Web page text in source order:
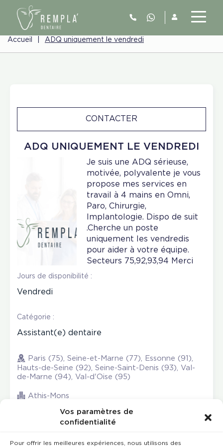
Vos paramètres de
confidentialité
Pour offrir les meilleures expériences, nous utilisons des
Accueil ADQ uniquement le vendredi
ADQ UNIQUEMENT LE VENDREDI
CONTACTER
Je suis une ADQ sérieuse,
motivée, polyvalente je vous
propose mes services en
travail à 4 mains en Omni,
Paro, Chirurgie,
Implantologie. Dispo de suit
.Cherche un poste
uniquement les vendredis
pour aider à votre équipe.
Secteurs 75,92,93,94 Merci
Jours de disponibilité :
Vendredi
Catégorie :
Assistant(e) dentaire
Paris (75), Seine-et-Marne (77), Essonne (91),
Hauts-de-Seine (92), Seine-Saint-Denis (93), Val-
de-Marne (94), Val-d'Oise (95)
Athis-Mons